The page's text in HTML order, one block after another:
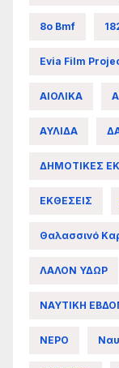
8ο Bmf
Evia Film
ΑΙΟΛΙΚΑ
ΑΥΛΙΔΑ
ΔΗΜΟΤΙΚΕΣ
ΕΚΘΕΣΕΙΣ
Θαλασσινό
ΛΑΛΟΝ ΥΔΩΡ
ΝΑΥΤΙΚΗ
ΝΕΡΟ